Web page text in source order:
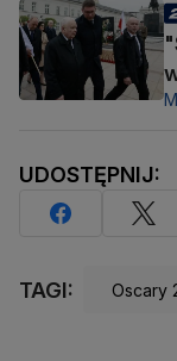
UDOSTĘPNIJ:
TAGI: Oscary